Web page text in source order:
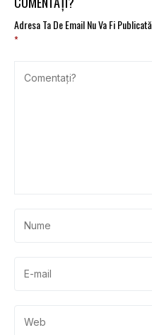
Adresa Ta De Email Nu Va Fi Publicată.
*